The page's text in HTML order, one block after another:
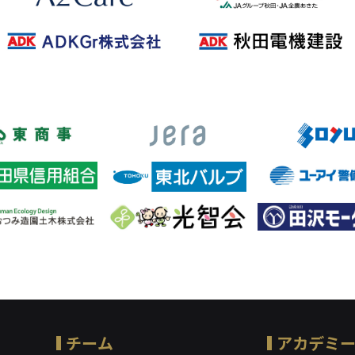
チーム アカデミ